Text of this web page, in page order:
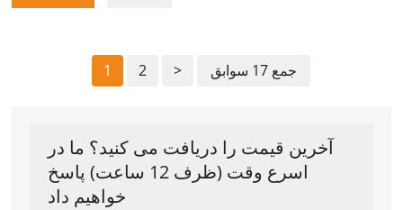
1 2 > جمع 17 سوابق
آخرین قیمت را دریافت می کنید؟ ما در
اسرع وقت (ظرف 12 ساعت) پاسخ
خواهیم داد